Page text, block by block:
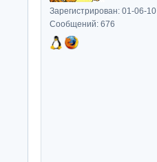
Зарегистрирован: 01-06-10
Сообщений: 676